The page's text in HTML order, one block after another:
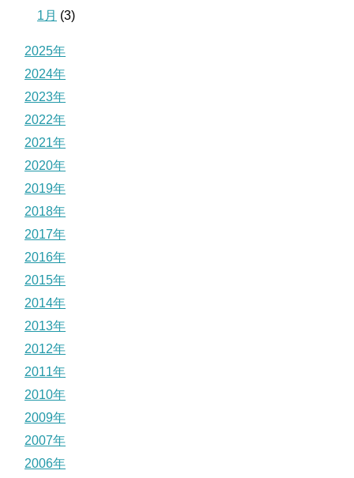
1月 (3)
2025年
2024年
2023年
2022年
2021年
2020年
2019年
2018年
2017年
2016年
2015年
2014年
2013年
2012年
2011年
2010年
2009年
2007年
2006年